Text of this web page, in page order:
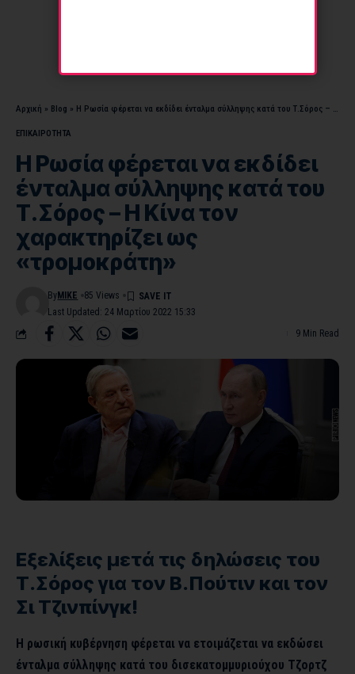
Αρχική » Blog » Η Ρωσία φέρεται να εκδίδει ένταλμα σύλληψης κατά του Τ.Σόρος – Η Κίνα τον χαρακτηρίζει ως «τρομοκράτη»
ΕΠΙΚΑΙΡΟΤΗΤΑ
Η Ρωσία φέρεται να εκδίδει
ένταλμα σύλληψης κατά του
Τ.Σόρος – Η Κίνα τον
χαρακτηρίζει ως
«τρομοκράτη»
Last Updated: 24 Μαρτίου 2022 15:33
By MIKE 85 Views
9 Min Read
Εξελίξεις μετά τις δηλώσεις του
Τ.Σόρος για τον Β.Πούτιν και τον
Σι Τζινπίνγκ!
Η ρωσική κυβέρνηση φέρεται να ετοιμάζεται να εκδώσει
ένταλμα σύλληψης κατά του δισεκατομμυριούχου Τζορτζ